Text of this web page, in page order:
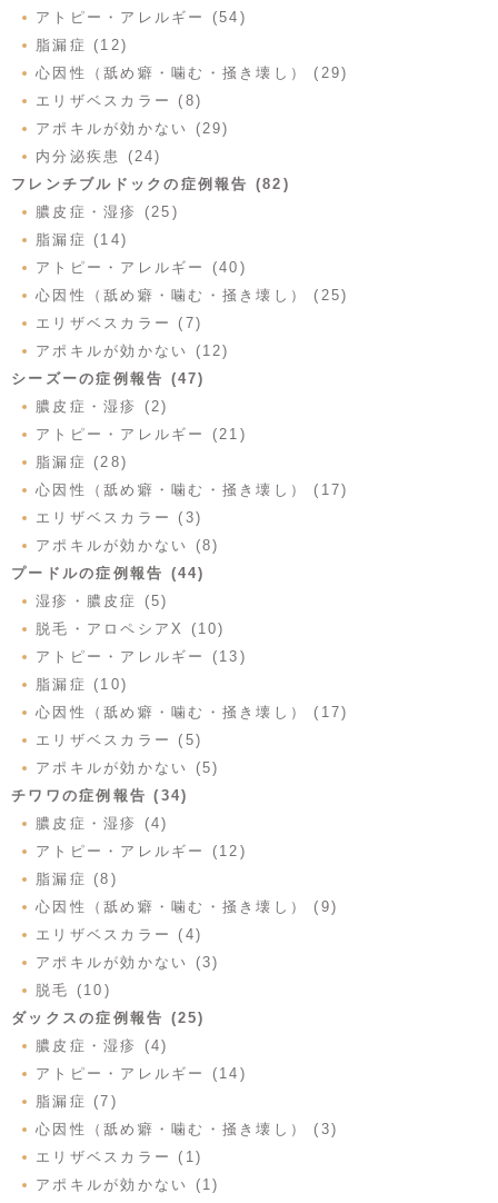
アトピー・アレルギー (54)
脂漏症 (12)
心因性（舐め癖・噛む・掻き壊し） (29)
エリザベスカラー (8)
アポキルが効かない (29)
内分泌疾患 (24)
フレンチブルドックの症例報告 (82)
膿皮症・湿疹 (25)
脂漏症 (14)
アトピー・アレルギー (40)
心因性（舐め癖・噛む・掻き壊し） (25)
エリザベスカラー (7)
アポキルが効かない (12)
シーズーの症例報告 (47)
膿皮症・湿疹 (2)
アトピー・アレルギー (21)
脂漏症 (28)
心因性（舐め癖・噛む・掻き壊し） (17)
エリザベスカラー (3)
アポキルが効かない (8)
プードルの症例報告 (44)
湿疹・膿皮症 (5)
脱毛・アロペシアX (10)
アトピー・アレルギー (13)
脂漏症 (10)
心因性（舐め癖・噛む・掻き壊し） (17)
エリザベスカラー (5)
アポキルが効かない (5)
チワワの症例報告 (34)
膿皮症・湿疹 (4)
アトピー・アレルギー (12)
脂漏症 (8)
心因性（舐め癖・噛む・掻き壊し） (9)
エリザベスカラー (4)
アポキルが効かない (3)
脱毛 (10)
ダックスの症例報告 (25)
膿皮症・湿疹 (4)
アトピー・アレルギー (14)
脂漏症 (7)
心因性（舐め癖・噛む・掻き壊し） (3)
エリザベスカラー (1)
アポキルが効かない (1)